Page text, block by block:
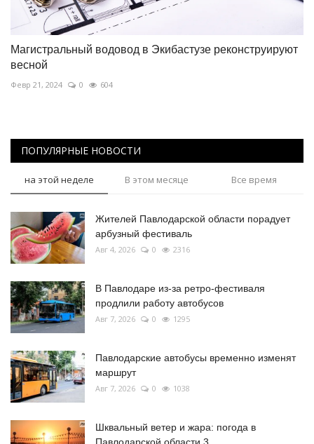
Магистральный водовод в Экибастузе реконструируют
весной
Февр 21, 2024 0 604
ПОПУЛЯРНЫЕ НОВОСТИ
на этой неделе В этом месяце Все время
Жителей Павлодарской области порадует
арбузный фестиваль
Авг 4, 2026 0 2316
В Павлодаре из-за ретро-фестиваля
продлили работу автобусов
Авг 7, 2026 0 1295
Павлодарские автобусы временно изменят
маршрут
Авг 7, 2026 0 1038
Шквальный ветер и жара: погода в
Павлодарской области 3...